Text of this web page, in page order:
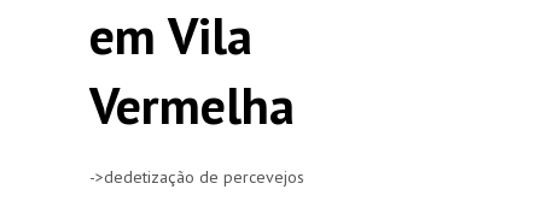
em Vila
Vermelha
->dedetização de percevejos